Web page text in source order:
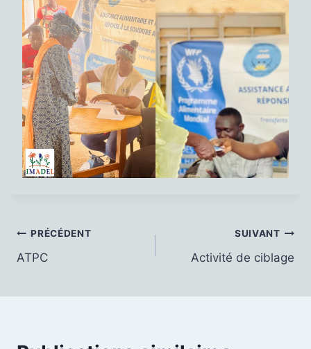
Navigation
de
PRÉCÉDENT
ATPC
SUIVANT
Activité de ciblage